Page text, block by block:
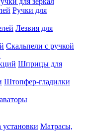
Ручки для
Лезвия для
Скальпели с ручкой
Шприцы для
Штопфер-гладилки
Матрасы,